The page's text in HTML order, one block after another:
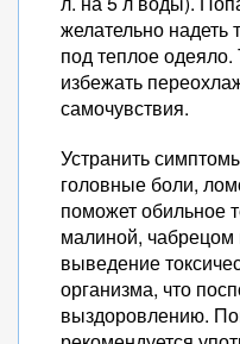
желательно надеть
под теплое одеяло.
избежать
самочувствия.
Устранить
головные боли,
поможет обильное
малиной, чабрецом
выведение
организма, что
выздоровлению.